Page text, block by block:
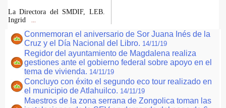
La Directora del SMDIF, LEB.
Ingrid
Conmemoran el aniversario de Sor Juana Inés de la
Cruz y el Día Nacional del Libro. 14/11/19
Regidor del ayuntamiento de Magdalena realiza
gestiones ante el gobierno federal sobre apoyo en el
tema de vivienda. 14/11/19
Concluyo con éxito el segundo eco tour realizado en
el municipio de Atlahuilco. 14/11/19
Maestros de la zona serrana de Zongolica toman las